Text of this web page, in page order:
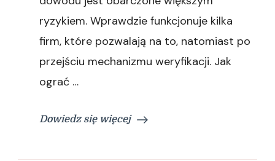
ryzykiem. Wprawdzie funkcjonuje kilka
firm, które pozwalają na to, natomiast po
przejściu mechanizmu weryfikacji. Jak
ograć …
Dowiedz się więcej